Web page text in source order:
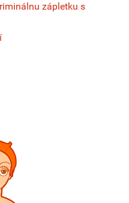
zápletku s